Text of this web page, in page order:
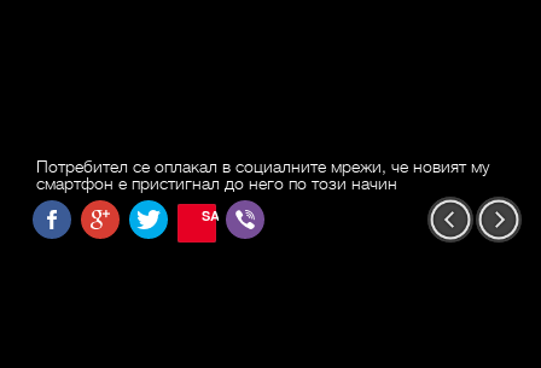
Потребител се оплакал в социалните мрежи, че новият му
смартфон е пристигнал до него по този начин
SAVE